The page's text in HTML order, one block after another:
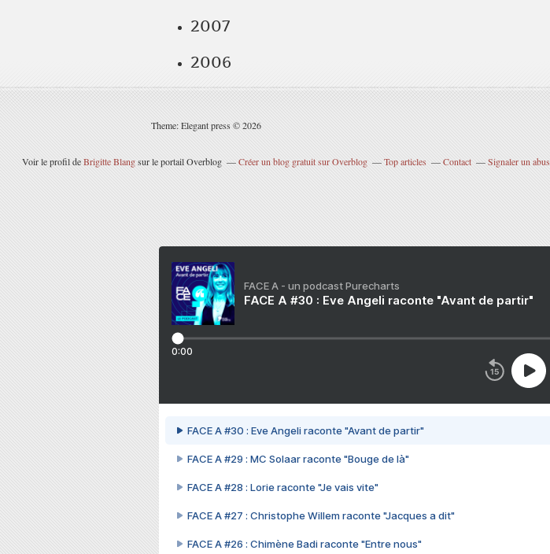
2007
2006
Theme: Elegant press © 2026
Voir le profil deBrigitte Blangsur le portail Overblog Créer un blog gratuit sur Overblog Top articles Contact Signaler un abus
FACE A - un podcast Purecharts
FACE A #30 : Eve Angeli raconte "Avant de partir"
0:00
FACE A #30 : Eve Angeli raconte "Avant de partir"
FACE A #29 : MC Solaar raconte "Bouge de là"
FACE A #28 : Lorie raconte "Je vais vite"
FACE A #27 : Christophe Willem raconte "Jacques a dit"
FACE A #26 : Chimène Badi raconte "Entre nous"